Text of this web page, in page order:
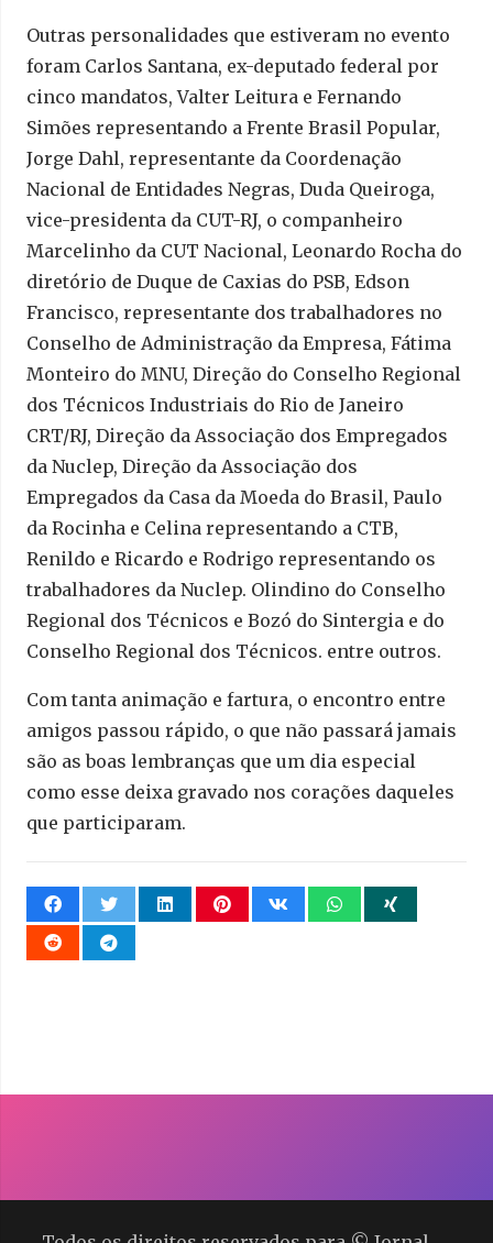
Outras personalidades que estiveram no evento
foram Carlos Santana, ex-deputado federal por
cinco mandatos, Valter Leitura e Fernando
Simões representando a Frente Brasil Popular,
Jorge Dahl, representante da Coordenação
Nacional de Entidades Negras, Duda Queiroga,
vice-presidenta da CUT-RJ, o companheiro
Marcelinho da CUT Nacional, Leonardo Rocha do
diretório de Duque de Caxias do PSB, Edson
Francisco, representante dos trabalhadores no
Conselho de Administração da Empresa, Fátima
Monteiro do MNU, Direção do Conselho Regional
dos Técnicos Industriais do Rio de Janeiro
CRT/RJ, Direção da Associação dos Empregados
da Nuclep, Direção da Associação dos
Empregados da Casa da Moeda do Brasil, Paulo
da Rocinha e Celina representando a CTB,
Renildo e Ricardo e Rodrigo representando os
trabalhadores da Nuclep. Olindino do Conselho
Regional dos Técnicos e Bozó do Sintergia e do
Conselho Regional dos Técnicos. entre outros.
Com tanta animação e fartura, o encontro entre
amigos passou rápido, o que não passará jamais
são as boas lembranças que um dia especial
como esse deixa gravado nos corações daqueles
que participaram.